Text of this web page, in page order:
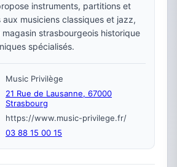
instruments, partitions et
musiciens classiques et jazz,
magasin strasbourgeois historique
spécialisés.
Music Privilège
21 Rue de Lausanne, 67000
Strasbourg
https://www.music-privilege.fr/
03 88 15 00 15